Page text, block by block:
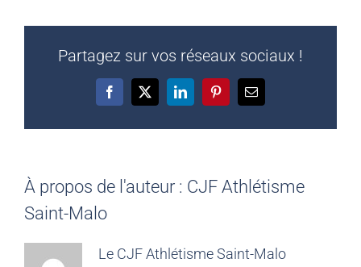
Partagez sur vos réseaux sociaux !
Facebook
X LinkedInPinterestEmail
À propos de l'auteur : CJF Athlétisme
Saint-Malo
Le CJF Athlétisme Saint-Malo